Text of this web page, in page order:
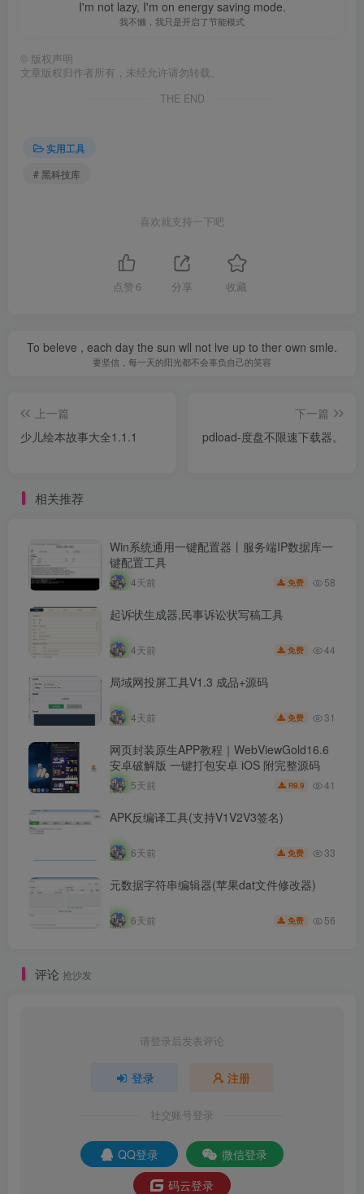
I'm not lazy, I'm on energy saving mode.
我不懒，我只是开启了节能模式
© 版权声明
文章版权归作者所有，未经允许请勿转载。
THE END
实用工具
# 黑科技库
喜欢就支持一下吧
点赞 6 分享 收藏
To beleve , each day the sun wll not lve up to ther own smle.
要坚信，每一天的阳光都不会辜负自己的笑容
上一篇
少儿绘本故事大全1.1.1
下一篇
pdload-度盘不限速下载器。
相关推荐
Win系统通用一键配置器丨服务端IP数据库一
键配置工具
4天前 免费 58
起诉状生成器,民事诉讼状写稿工具
4天前 免费 44
局域网投屏工具V1.3 成品+源码
4天前 免费 31
网页封装原生APP教程｜WebViewGold16.6
安卓破解版 一键打包安卓 iOS 附完整源码
5天前 R9.9 41
APK反编译工具(支持V1V2V3签名)
6天前 免费 33
元数据字符串编辑器(苹果dat文件修改器)
6天前 免费 56
评论 抢沙发
请登录后发表评论
登录 注册
社交账号登录
QQ登录
微信登录
码云登录